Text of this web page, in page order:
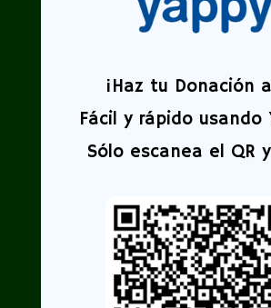
¡Haz tu Donación
Fácil y rápido usando
Sólo escanea el QR